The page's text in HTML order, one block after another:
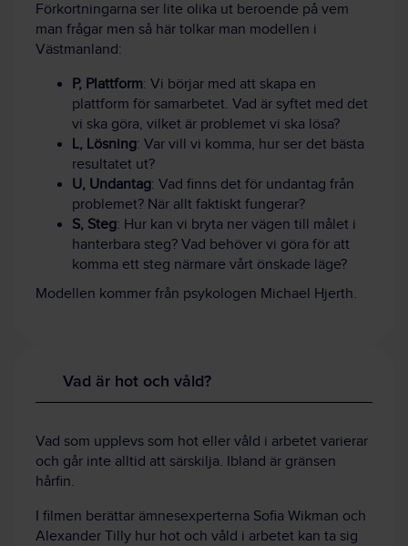
Förkortningarna ser lite olika ut beroende på vem
man frågar men så här tolkar man modellen i
Västmanland:
P, Plattform: Vi börjar med att skapa en
plattform för samarbetet. Vad är syftet med det
vi ska göra, vilket är problemet vi ska lösa?
L, Lösning: Var vill vi komma, hur ser det bästa
resultatet ut?
U, Undantag: Vad finns det för undantag från
problemet? När allt faktiskt fungerar?
S, Steg: Hur kan vi bryta ner vägen till målet i
hanterbara steg? Vad behöver vi göra för att
komma ett steg närmare vårt önskade läge?
Modellen kommer från psykologen Michael Hjerth.
Vad är hot och våld?
Vad som upplevs som hot eller våld i arbetet varierar
och går inte alltid att särskilja. Ibland är gränsen
hårfin.
I filmen berättar ämnesexperterna Sofia Wikman och
Alexander Tilly hur hot och våld i arbetet kan ta sig